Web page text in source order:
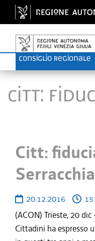
Citt:
Citt:
20.12.2016
(ACON) Trieste, 20
Cittadini ha espresso